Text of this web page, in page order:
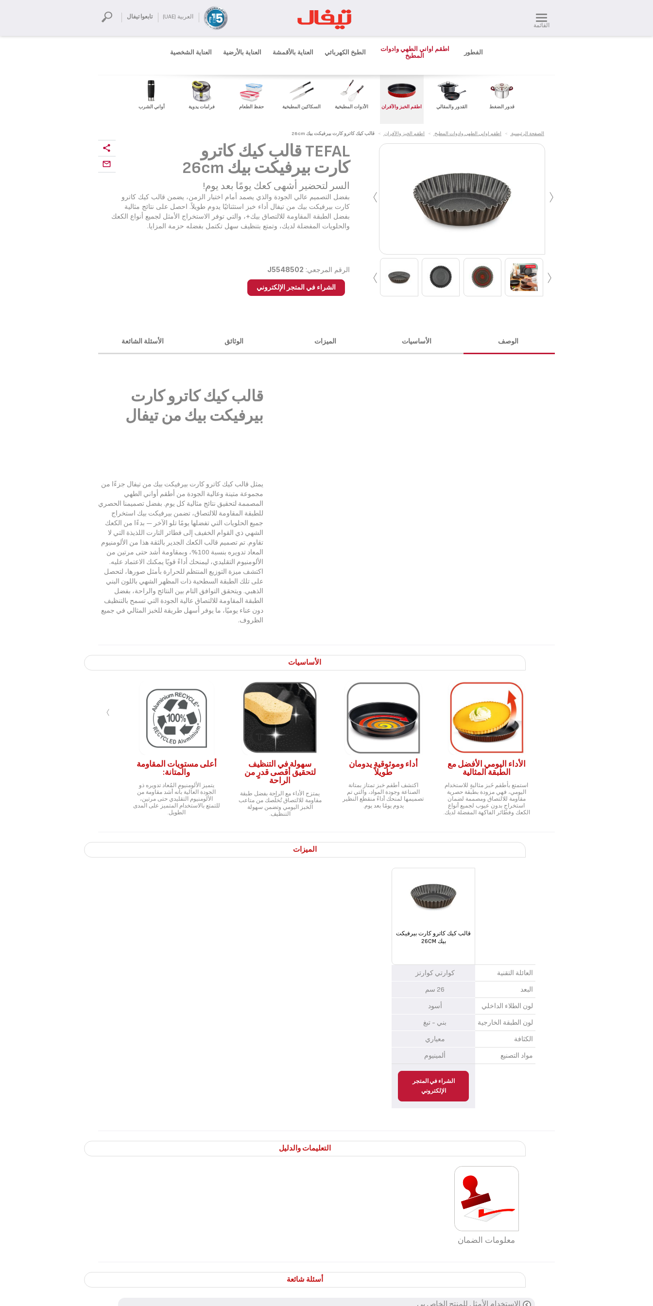
القائمة
العربية (UAE) تابعوا تيفال
الفطور
اطقم اواني الطهي وادوات
المطبخ
الطبخ الكهربائي العناية بالأقمشة العناية بالأرضية العناية الشخصية
قدور الضغط القدور والمقالي اطقم الخبز والأفران الأدوات المطبخية السكاكين المطبخية حفظ الطعام فرامات يدوية أواني الشرب
الصفحة الرئيسية > اطقم اواني الطهي وادوات المطبخ > اطقم الخبز والأفران > قالب كيك كاترو كارت بيرفيكت بيك 26cm
› ‹
› ‹
TEFAL قالب كيك كاترو
كارت بيرفيكت بيك 26cm
السر لتحضير أشهى كعك يومًا بعد يوم!
بفضل التصميم عالي الجودة والذي يصمد أمام اختبار الزمن، يضمن قالب كيك كاترو
كارت بيرفيكت بيك من تيفال أداء خبز استثنائيًا يدوم طويلاً. احصل على نتائج مثالية
بفضل الطبقة المقاومة للالتصاق بيك+، والتي توفر الاستخراج الأمثل لجميع أنواع الكعك
والحلويات المفضلة لديك، وتمتع بتنظيف سهل تكتمل بفضله حزمة المزايا.
الرقم المرجعي: J5548502
الشراء في المتجر الإلكتروني
الوصف الأساسيات الميزات الوثائق الأسئلة الشائعة
قالب كيك كاترو كارت
بيرفيكت بيك من تيفال
يمثل قالب كيك كاترو كارت بيرفيكت بيك من تيفال جزءًا من
مجموعة متينة وعالية الجودة من أطقم أواني الطهي
المصممة لتحقيق نتائج مثالية كل يوم. بفضل تصميمنا الحصري
للطبقة المقاومة للالتصاق، تضمن بيرفيكت بيك استخراج
جميع الحلويات التي تفضلها يومًا تلو الآخر — بدءًا من الكعك
الشهي ذي القوام الخفيف إلى فطائر التارت اللذيذة التي لا
تقاوم. تم تصميم قالب الكعك الجدير بالثقة هذا من الألومنيوم
المعاد تدويره بنسبة 100%، وبمقاومة أشد حتى مرتين من
الألومنيوم التقليدي، ليمنحك أداءً قويًا يمكنك الاعتماد عليه.
اكتشف ميزة التوزيع المنتظم للحرارة بأمثل صورها، لتحصل
على تلك الطبقة السطحية ذات المظهر الشهي باللون البني
الذهبي. ويتحقق التوافق التام بين النتائج والراحة، بفضل
الطبقة المقاومة للالتصاق عالية الجودة التي تسمح بالتنظيف
دون عناء يوميًا، ما يوفر أسهل طريقة للخبز المثالي في جميع
الظروف.
الأساسيات
الأداء اليومي الأفضل مع
الطبقة المثالية
استمتع بأطقم خَبز مثاليةٍ للاستخدام
اليومي، فهي مزودة بطبقة حصرية
مقاومة للالتصاق ومصممة لضمان
استخراجٍ بدون عيوب لجميع أنواع
الكعك وفطائر الفاكهة المفضلة لديك.
أداء وموثوقية يدومان
طويلاً
اكتشف أطقم خبز تمتاز بمتانة
الصناعة وجودة المواد، والتي تم
تصميمها لمنحك أداءً منقطع النظير
يدوم يومًا بعد يوم.
سهولة في التنظيف
لتحقيق أقصى قدرٍ من
الراحة
يمتزج الأداء مع الراحة بفضل طبقة
مقاومة للالتصاق تُخلّصك من متاعب
الخبز اليومي وتضمن سهولة
التنظيف.
أعلى مستويات المقاومة
والمتانة:
يتميز الألومنيوم المُعاد تدويره ذو
الجودة العالية بأنه أشد مقاومة من
الألومنيوم التقليدي حتى مرتين،
للتمتع بالاستخدام المتميز على المدى
الطويل.
›
الميزات
قالب كيك كاترو كارت بيرفيكت
بيك 26CM
العائلة التقنية
كوارتي كوارتز
البعد
26 سم
لون الطلاء الداخلي
أسود
لون الطبقة الخارجية
بني - تبغ
الكثافة
معياري
مواد التصنيع
ألمينيوم
الشراء في المتجر
الإلكتروني
التعليمات والدليل
معلومات الضمان
أسئلة شائعة